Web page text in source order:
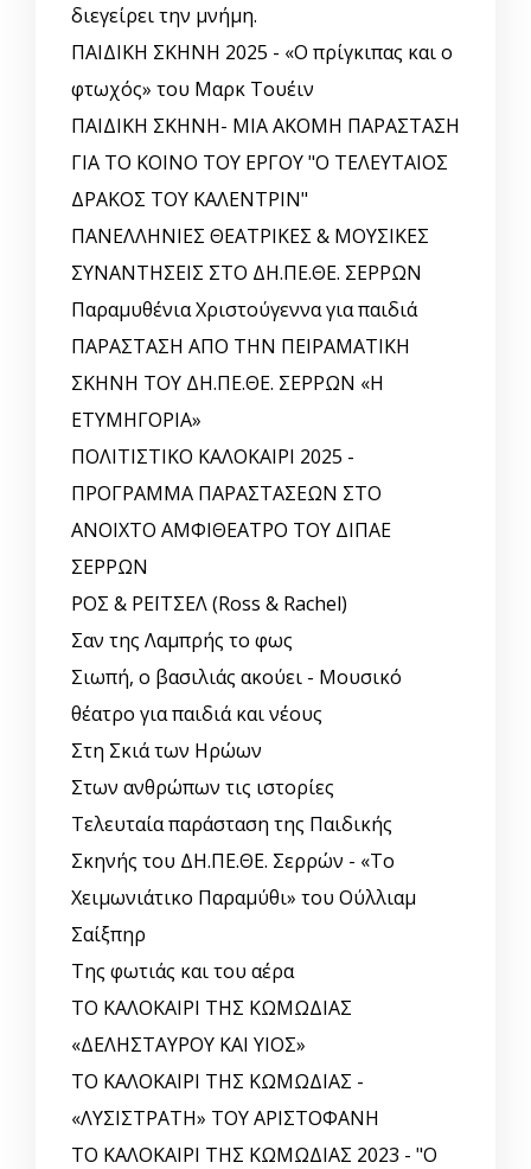
διεγείρει την μνήμη.
ΠΑΙΔΙΚΗ ΣΚΗΝΗ 2025 - «Ο πρίγκιπας και ο
φτωχός» του Μαρκ Τουέιν
ΠΑΙΔΙΚΗ ΣΚΗΝΗ- ΜΙΑ ΑΚΟΜΗ ΠΑΡΑΣΤΑΣΗ
ΓΙΑ ΤΟ ΚΟΙΝΟ ΤΟΥ ΕΡΓΟΥ "Ο ΤΕΛΕΥΤΑΙΟΣ
ΔΡΑΚΟΣ ΤΟΥ ΚΑΛΕΝΤΡΙΝ"
ΠΑΝΕΛΛΗΝΙΕΣ ΘΕΑΤΡΙΚΕΣ & ΜΟΥΣΙΚΕΣ
ΣΥΝΑΝΤΗΣΕΙΣ ΣΤΟ ΔΗ.ΠΕ.ΘΕ. ΣΕΡΡΩΝ
Παραμυθένια Χριστούγεννα για παιδιά
ΠΑΡΑΣΤΑΣΗ ΑΠΟ ΤΗΝ ΠΕΙΡΑΜΑΤΙΚΗ
ΣΚΗΝΗ ΤΟΥ ΔΗ.ΠΕ.ΘΕ. ΣΕΡΡΩΝ «Η
ΕΤΥΜΗΓΟΡΙΑ»
ΠΟΛΙΤΙΣΤΙΚΟ ΚΑΛΟΚΑΙΡΙ 2025 -
ΠΡΟΓΡΑΜΜΑ ΠΑΡΑΣΤΑΣΕΩΝ ΣΤΟ
ΑΝΟΙΧΤΟ ΑΜΦΙΘΕΑΤΡΟ ΤΟΥ ΔΙΠΑΕ
ΣΕΡΡΩΝ
ΡΟΣ & ΡΕΪΤΣΕΛ (Ross & Rachel)
Σαν της Λαμπρής το φως
Σιωπή, ο βασιλιάς ακούει - Μουσικό
θέατρο για παιδιά και νέους
Στη Σκιά των Ηρώων
Στων ανθρώπων τις ιστορίες
Τελευταία παράσταση της Παιδικής
Σκηνής του ΔΗ.ΠΕ.ΘΕ. Σερρών - «Το
Χειμωνιάτικο Παραμύθι» του Ούλλιαμ
Σαίξπηρ
Της φωτιάς και του αέρα
ΤΟ ΚΑΛΟΚΑΙΡΙ ΤΗΣ ΚΩΜΩΔΙΑΣ
«ΔΕΛΗΣΤΑΥΡΟΥ ΚΑΙ ΥΙΟΣ»
ΤΟ ΚΑΛΟΚΑΙΡΙ ΤΗΣ ΚΩΜΩΔΙΑΣ -
«ΛΥΣΙΣΤΡΑΤΗ» ΤΟΥ ΑΡΙΣΤΟΦΑΝΗ
ΤΟ ΚΑΛΟΚΑΙΡΙ ΤΗΣ ΚΩΜΩΔΙΑΣ 2023 - "Ο